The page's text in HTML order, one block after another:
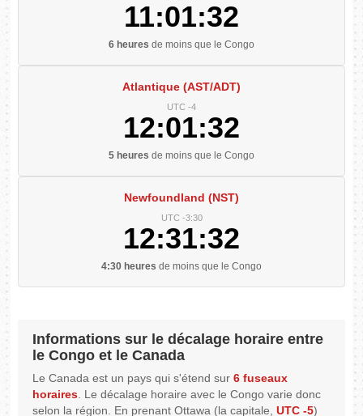
11:01:32
6 heures de moins que le Congo
Atlantique (AST/ADT)
UTC -4
12:01:32
5 heures de moins que le Congo
Newfoundland (NST)
UTC -3:30
12:31:32
4:30 heures de moins que le Congo
Informations sur le décalage horaire entre
le Congo et le Canada
Le Canada est un pays qui s'étend sur6 fuseaux
horaires. Le décalage horaire avec le Congo varie donc
selon la région. En prenant Ottawa (la capitale,UTC -5)